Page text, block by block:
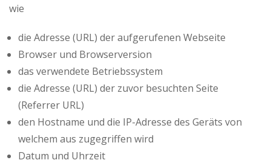
wie
die Adresse (URL) der aufgerufenen Webseite
Browser und Browserversion
das verwendete Betriebssystem
die Adresse (URL) der zuvor besuchten Seite
(Referrer URL)
den Hostname und die IP-Adresse des Geräts von
welchem aus zugegriffen wird
Datum und Uhrzeit